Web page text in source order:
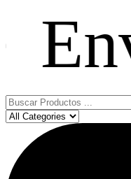
Search
...